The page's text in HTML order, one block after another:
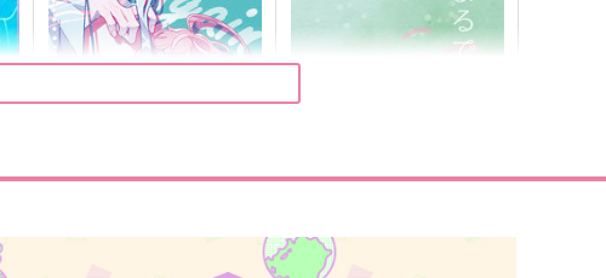
ビー・ウィズ・ユー
DECOPON
碧棺左馬刻×神宮寺寂雷
サンプル 作品詳細
エスケイプ・フロム 再録集
リリカルゴリラ
1,210
神宮寺寂雷×飴村乱数
サンプル 作品詳細